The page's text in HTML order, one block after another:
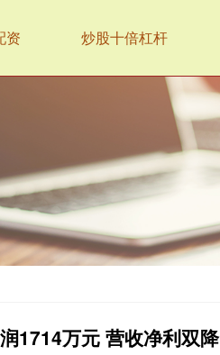
资 炒股十倍杠杆
1714万元 营收净利双降